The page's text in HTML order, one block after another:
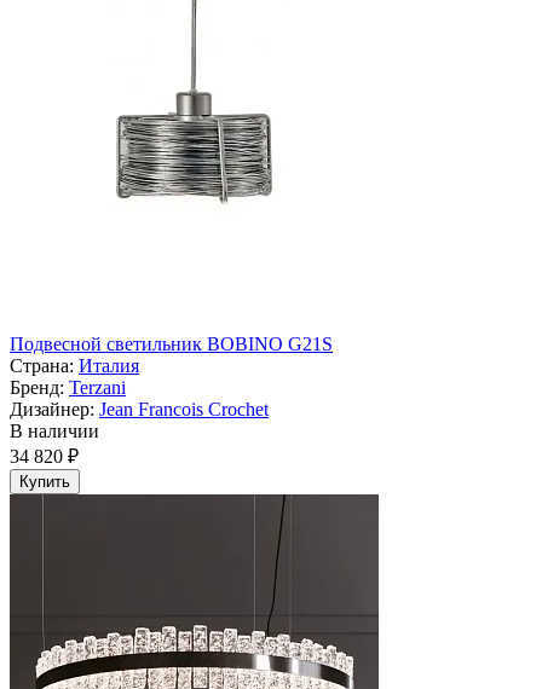
Подвесной светильник BOBINO G21S
Страна: Италия
Бренд: Terzani
Дизайнер: Jean Francois Crochet
В наличии
34 820 ₽
Купить